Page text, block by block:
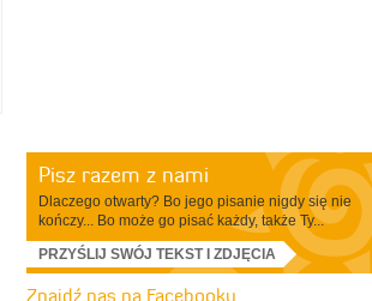
Pisz razem z nami
Dlaczego otwarty? Bo jego pisanie nigdy się nie
kończy... Bo może go pisać każdy, także Ty...
PRZYŚLIJ SWÓJ TEKST I ZDJĘCIA
Znajdź nas na Facebooku